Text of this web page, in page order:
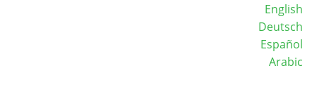
English
Deutsch
Español
Arabic